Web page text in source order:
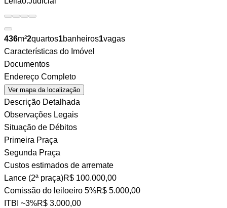
436m²2quartos1banheiros1vagas
Características do Imóvel
Documentos
Endereço Completo
Ver mapa da localização
Descrição Detalhada
Observações Legais
Situação de Débitos
Primeira Praça
Segunda Praça
Custos estimados de arremate
Lance (2ª praça)R$ 100.000,00
Comissão do leiloeiro 5%R$ 5.000,00
ITBI ~3%R$ 3.000,00